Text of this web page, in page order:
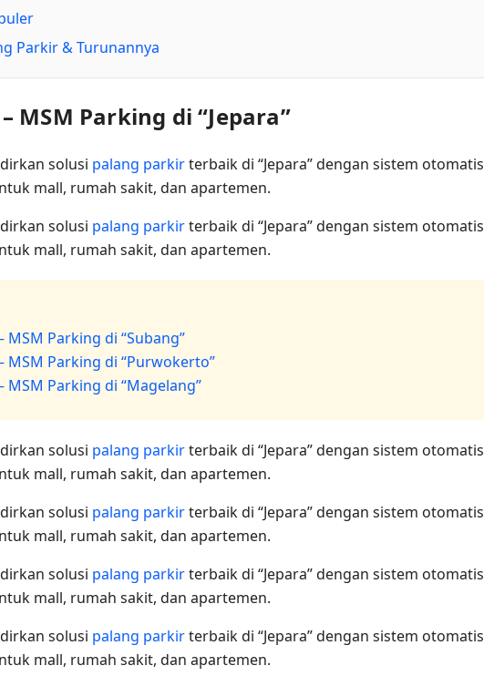
Parkir & Turunannya
MSM Parking di “Jepara”
solusi palang parkirterbaik di “Jepara” dengan sistem
mall, rumah sakit, dan apartemen.
solusi palang parkirterbaik di “Jepara” dengan sistem
mall, rumah sakit, dan apartemen.
Parking di “Subang”
MSM Parking di “Purwokerto”
MSM Parking di “Magelang”
solusi palang parkirterbaik di “Jepara” dengan sistem
mall, rumah sakit, dan apartemen.
solusi palang parkirterbaik di “Jepara” dengan sistem
mall, rumah sakit, dan apartemen.
solusi palang parkirterbaik di “Jepara” dengan sistem
mall, rumah sakit, dan apartemen.
solusi palang parkirterbaik di “Jepara” dengan sistem
mall, rumah sakit, dan apartemen.